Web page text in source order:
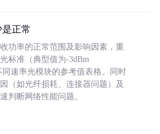
正常
功率的正常范围及影响因素，重
标准（典型值为-3dBm
同速率光模块的参考值表格。同时
（如光纤损耗、连接器问题）及
判断网络性能问题。